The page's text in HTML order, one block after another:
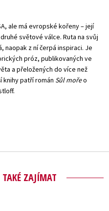
ale má evropské kořeny – její
světové válce. Ruta na svůj
naopak z ní čerpá inspiraci. Je
próz, publikovaných ve
a přeložených do více než
knihy patří román Sůl mořeo
ZAJÍMAT